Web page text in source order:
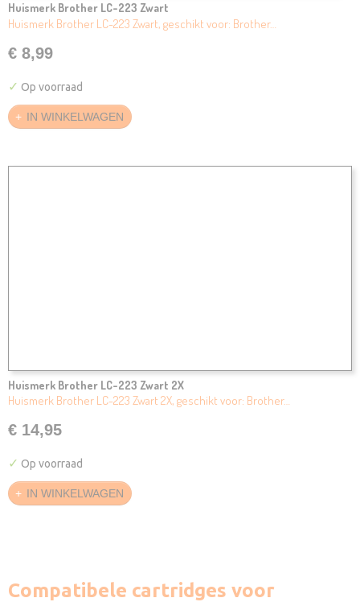
Huismerk Brother LC-223 Zwart
Huismerk Brother LC-223 Zwart, geschikt voor: Brother…
€ 8,99
✓ Op voorraad
IN WINKELWAGEN
Huismerk Brother LC-223 Zwart 2X
Huismerk Brother LC-223 Zwart 2X, geschikt voor: Brother…
€ 14,95
✓ Op voorraad
IN WINKELWAGEN
Compatibele cartridges voor